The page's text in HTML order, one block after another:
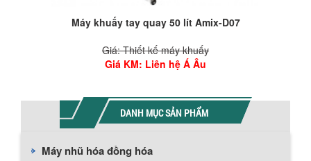
Máy khuấy tay quay 50 lít Amix-D07
Giá: Thiết kế máy khuấy
Giá KM: Liên hệ Á Âu
DANH MỤC SẢN PHẨM
Máy nhũ hóa đồng hóa